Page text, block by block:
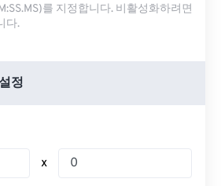
를 지정합니다. 비활성화하려면
다.
정
x